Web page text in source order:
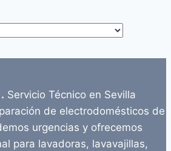
Servicio Técnico en Sevilla
de electrodomésticos de
urgencias y ofrecemos
para lavadoras, lavavajillas,